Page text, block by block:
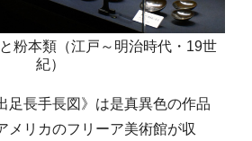
粉本類（江戸～明治時代・19世
紀）
長手長図》は是真異色の作品
メリカのフリーア美術館が収